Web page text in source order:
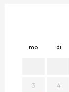
mo di
3 4